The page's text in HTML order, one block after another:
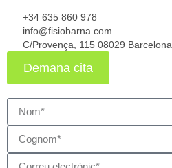
+34 635 860 978
info@fisiobarna.com
C/Provença, 115 08029 Barcelona
Demana cita